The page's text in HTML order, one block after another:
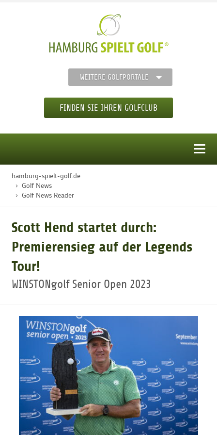
WEITERE GOLFPORTALE
FINDEN SIE IHREN GOLFCLUB
STARTSEITE
GOLFTURNIERE
GOLF NEWS
GOLFEINSTEIGER
GOLFHOTELS
hamburg-spielt-golf.de
Golf News
Golf News Reader
Scott Hend startet durch:
Premierensieg auf der Legends
Tour!
WINSTONgolf Senior Open 2023